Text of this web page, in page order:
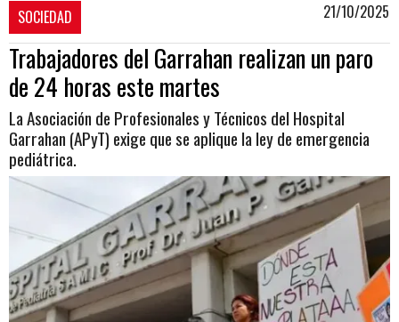
SOCIEDAD 21/10/2025
Trabajadores del Garrahan realizan un paro
de 24 horas este martes
La Asociación de Profesionales y Técnicos del Hospital
Garrahan (APyT) exige que se aplique la ley de emergencia
pediátrica.